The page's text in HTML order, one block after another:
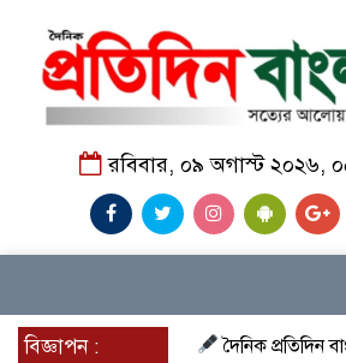
রবিবার, ০৯ অগাস্ট ২০২৬,
বিজ্ঞাপন :
দৈনিক প্রতিদিন